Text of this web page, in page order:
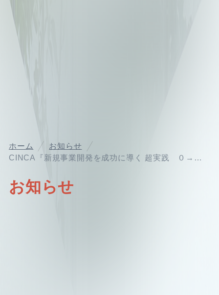
ホーム
お知らせ
CINCA『新規事業開発を成功に導く 超実践 ０→１攻略ガイド』を2025年9月25日に発売
お知らせ